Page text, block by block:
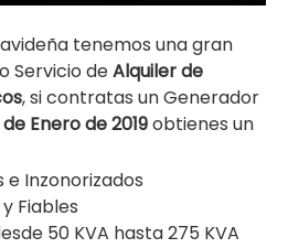
tenemos una gran
Servicio deAlquiler de
, si contratas un Generador
de Enero de 2019obtienes un
e Inzonorizados
Fiables
50 KVA hasta 275 KVA